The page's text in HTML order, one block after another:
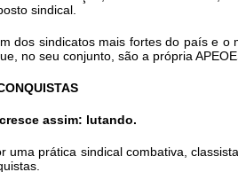
sindical.
dos sindicatos mais fortes do país e o
no seu conjunto, são a própria
cresce assim: lutando.
uma prática sindical combativa,